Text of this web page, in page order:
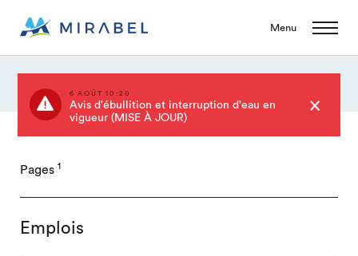
Menu
6 AOÛT 10:20
Avis d'ébullition et interruption d'eau en
vigueur (MISE À JOUR)
Pages 1
Emplois